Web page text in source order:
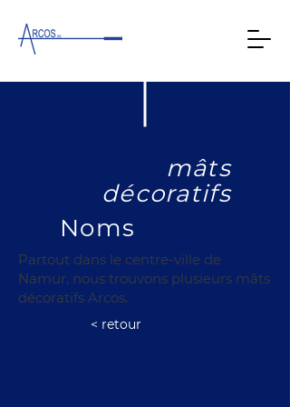
mâts
décoratifs
Noms
Partout dans le centre-ville de
Namur, nous trouvons plusieurs mâts
décoratifs Arcos.
< retour